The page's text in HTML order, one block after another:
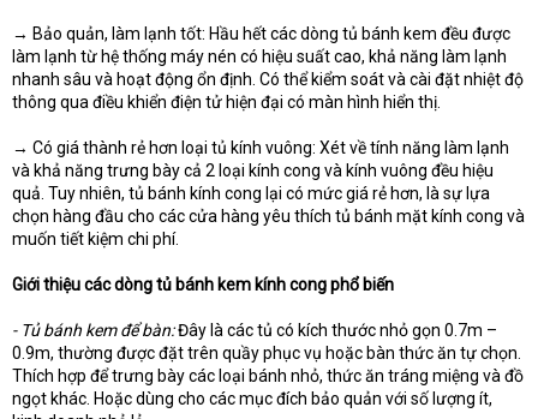
→ Bảo quản, làm lạnh tốt: Hầu hết các dòng tủ bánh kem đều được
làm lạnh từ hệ thống máy nén có hiệu suất cao, khả năng làm lạnh
nhanh sâu và hoạt động ổn định. Có thể kiểm soát và cài đặt nhiệt độ
thông qua điều khiển điện tử hiện đại có màn hình hiển thị.
→ Có giá thành rẻ hơn loại tủ kính vuông: Xét về tính năng làm lạnh
và khả năng trưng bày cả 2 loại kính cong và kính vuông đều hiệu
quả. Tuy nhiên, tủ bánh kính cong lại có mức giá rẻ hơn, là sự lựa
chọn hàng đầu cho các cửa hàng yêu thích tủ bánh mặt kính cong và
muốn tiết kiệm chi phí.
Giới thiệu các dòng tủ bánh kem kính cong phổ biến
- Tủ bánh kem để bàn:Đây là các tủ có kích thước nhỏ gọn 0.7m –
0.9m, thường được đặt trên quầy phục vụ hoặc bàn thức ăn tự chọn.
Thích hợp để trưng bày các loại bánh nhỏ, thức ăn tráng miệng và đồ
ngọt khác. Hoặc dùng cho các mục đích bảo quản với số lượng ít,